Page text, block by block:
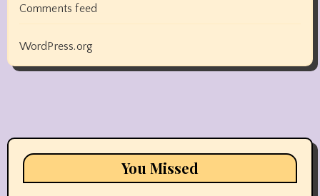
Comments feed
WordPress.org
You Missed